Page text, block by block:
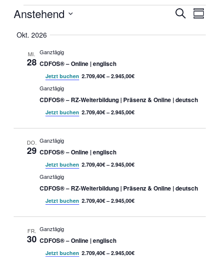
Veranstaltungen
und
Suche
Anstehend
auswählen.
Okt. 2026
MI.
28
Ganztägig
CDFOS® – Online | englisch
Jetzt buchen 2.709,40€ – 2.945,00€
Ganztägig
CDFOS® – RZ-Weiterbildung | Präsenz & Online | deutsch
Jetzt buchen 2.709,40€ – 2.945,00€
DO.
29
Ganztägig
CDFOS® – Online | englisch
Jetzt buchen 2.709,40€ – 2.945,00€
Ganztägig
CDFOS® – RZ-Weiterbildung | Präsenz & Online | deutsch
Jetzt buchen 2.709,40€ – 2.945,00€
FR.
30
Ganztägig
CDFOS® – Online | englisch
Jetzt buchen 2.709,40€ – 2.945,00€